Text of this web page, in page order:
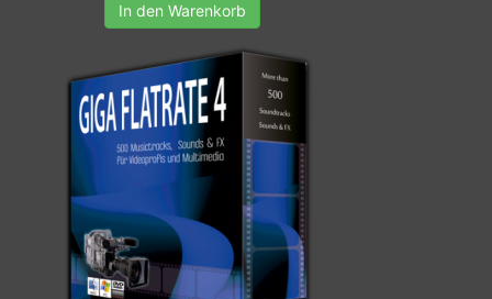
In den Warenkorb